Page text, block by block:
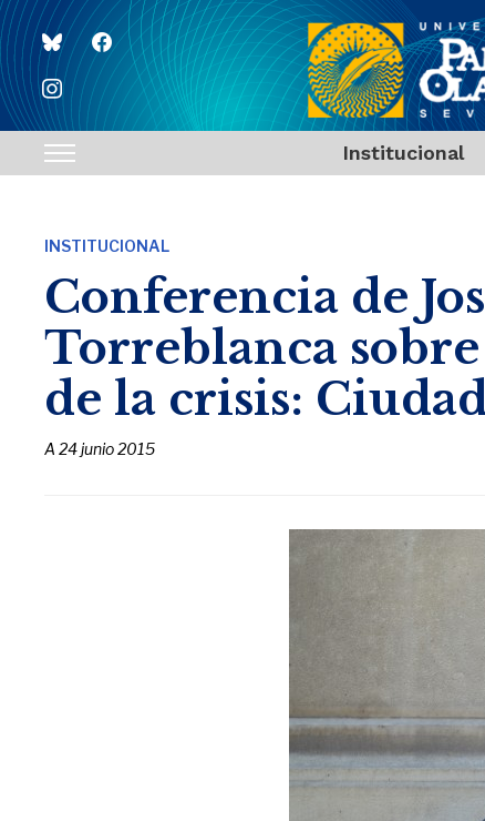
blueskyfacebook
instagram
Toggle
navigation
Institucional
INSTITUCIONAL
Conferencia de
Torreblanca
de la crisis:
A24 junio 2015